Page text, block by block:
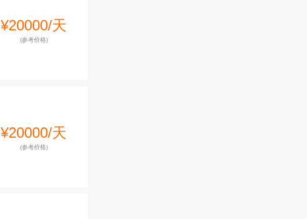
¥20000/天
(参考价格)
¥20000/天
(参考价格)